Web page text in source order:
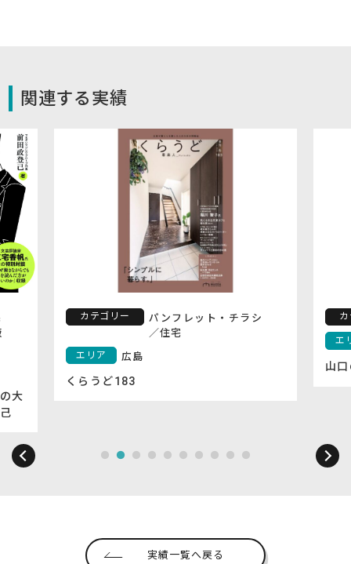
関連する実績
大
カテゴリー
パンフレット・チラシ
／住宅
エリア 広島
くらうど183
エ
山
実績一覧へ戻る